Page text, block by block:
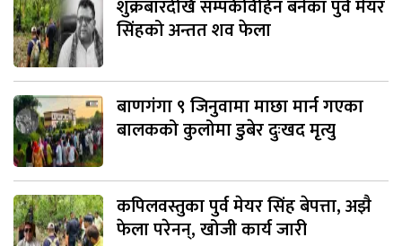
शुक्रबारदेखि सम्पर्कविहिन बनेका पुर्व मेयर
सिंहको अन्तत शव फेला
बाणगंगा ९ जिनुवामा माछा मार्न गएका
बालकको कुलोमा डुबेर दुःखद मृत्यु
कपिलवस्तुका पुर्व मेयर सिंह बेपत्ता, अझै
फेला परेनन्, खोजी कार्य जारी